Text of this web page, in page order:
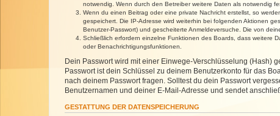
notwendig. Wenn durch den Betreiber weitere Daten als notwendig
Wenn du einen Beitrag oder eine private Nachricht erstellst, so
gespeichert. Die IP-Adresse wird weiterhin bei folgenden Aktionen
Benutzer-Passwort) und gescheiterte Anmeldeversuche. Die von
Schließlich erfordern einzelne Funktionen des Boards, dass weitere
oder Benachrichtigungsfunktionen.
Dein Passwort wird mit einer Einwege-Verschlüsselung (Hash)
Passwort ist dein Schlüssel zu deinem Benutzerkonto für das
nach deinem Passwort fragen. Solltest du dein Passwort
Benutzernamen und deiner E-Mail-Adresse und sendet
GESTATTUNG DER DATENSPEICHERUNG